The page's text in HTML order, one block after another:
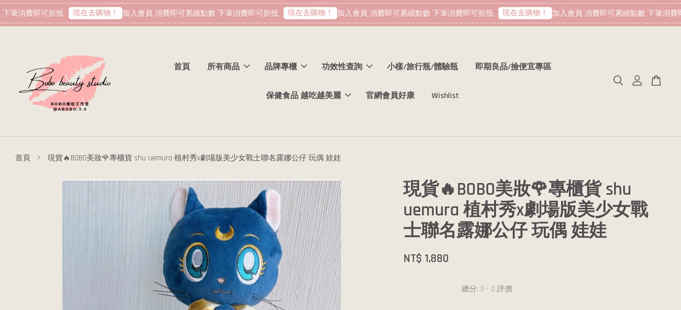
消費即可折抵 現在去購物！ 加入會員 消費即可累績點數 下筆消費即可折抵 現在去購物！ 加入會員 消費即可累績點數 下筆消費即可折抵 現在去購物！ 加入會員 消費即可累績點數 下筆消費即
首頁 所有商品 品牌專櫃 功效性查詢 小樣/旅行瓶/體驗瓶 即期良品/撿便宜專區
保健食品 越吃越美麗 官網會員好康 Wishlist
首頁 › 現貨🔥BOBO美妝🌹專櫃貨 shu uemura 植村秀x劇場版美少女戰士聯名露娜公仔 玩偶 娃娃
現貨🔥BOBO美妝🌹專櫃貨 shu
uemura 植村秀x劇場版美少女戰
士聯名露娜公仔 玩偶 娃娃
NT$ 1,880
總分: 0 - 0 評價